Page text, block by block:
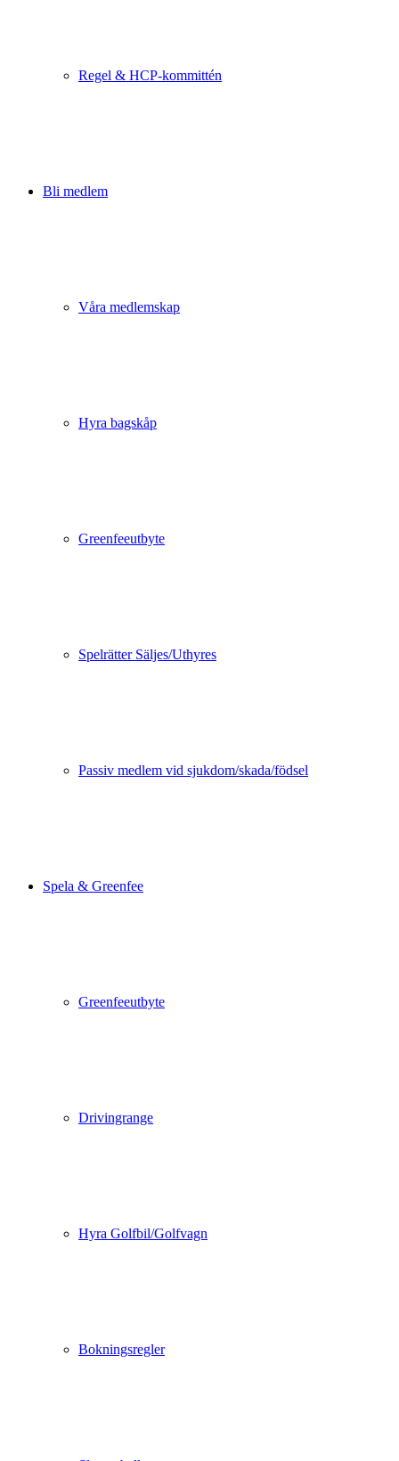
Regel & HCP-kommittén
Bli medlem
Våra medlemskap
Hyra bagskåp
Greenfeeutbyte
Spelrätter Säljes/Uthyres
Passiv medlem vid sjukdom/skada/födsel
Spela & Greenfee
Greenfeeutbyte
Drivingrange
Hyra Golfbil/Golfvagn
Bokningsregler